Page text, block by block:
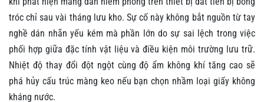
tróc chỉ sau vài tháng lưu kho. Sự cố này không bắt nguồn từ tay
nghề dán nhãn yếu kém mà phần lớn do sự sai lệch trong việc
phối hợp giữa đặc tính vật liệu và điều kiện môi trường lưu trữ.
Nhiệt độ thay đổi đột ngột cùng độ ẩm không khí tăng cao sẽ
phá hủy cấu trúc màng keo nếu bạn chọn nhầm loại giấy không
kháng nước.